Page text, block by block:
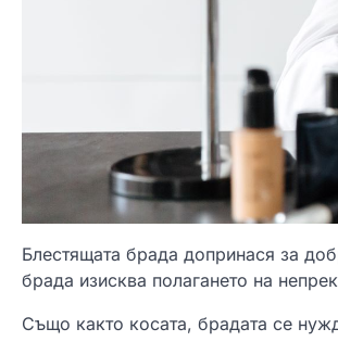
Блестящата брада допринася за
брада изисква полагането на
Също както косата, брадата се